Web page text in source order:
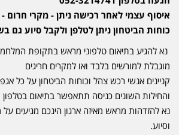
איסוף עצמי לאחר רכישה ניתן - מקרי
כוחות הביטחון ניתן לטלפן ולקבל סיוע גם
נא להגיע בתיאום טלפוני מראש בתקופת
מוגבלת למורשים בלבד ואו למקרים חריגים
קניינים אנשי רכש צהל וכוחות הביטחון על כל
והחילות השונים כניסה תתאפשר בתיאום בטלפון
נא להזדהות מראש מאיזה ארגון הינכם מגיעים
וסיוע.